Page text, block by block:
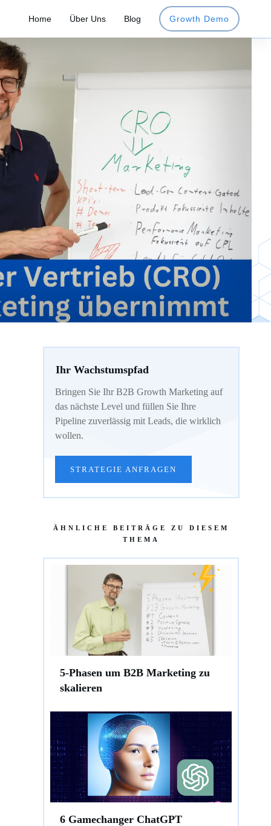
Home Über Uns Blog Growth Demo
Ihr Wachstumspfad
Bringen Sie Ihr B2B Growth Marketing auf
das nächste Level und füllen Sie Ihre
Pipeline zuverlässig mit Leads, die wirklich
wollen.
STRATEGIE ANFRAGEN
ÄHNLICHE BEITRÄGE ZU DIESEM
THEMA
5-Phasen um B2B Marketing zu
skalieren
6 Gamechanger ChatGPT